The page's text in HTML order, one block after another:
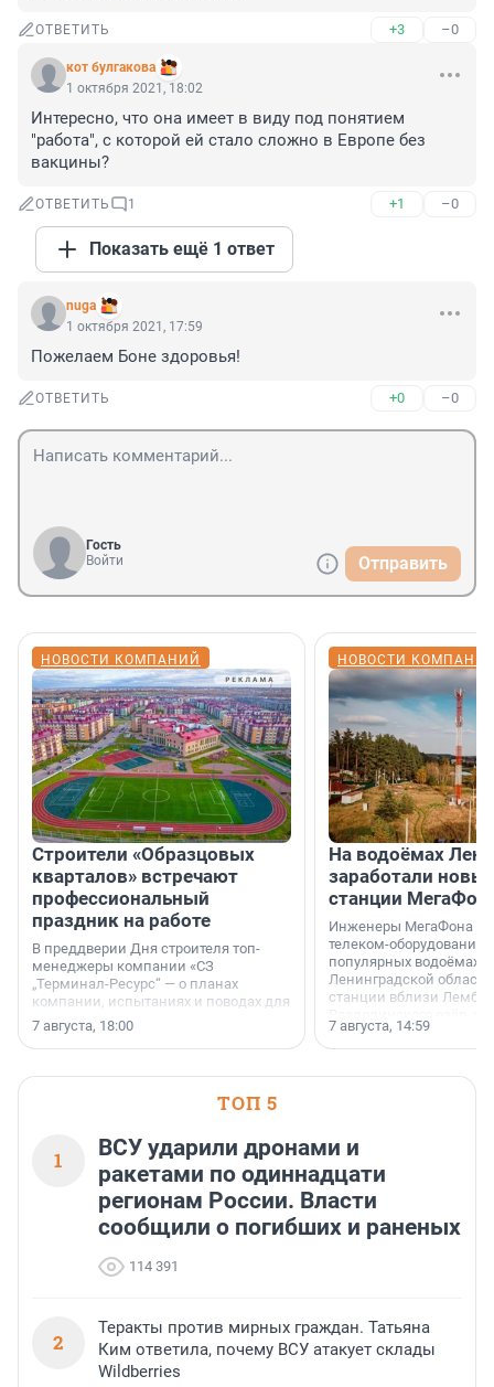
ОТВЕТИТЬ +3 –0
кот булгакова
1 октября 2021, 18:02
Интересно, что она имеет в виду под понятием
"работа", с которой ей стало сложно в Европе без
вакцины?
ОТВЕТИТЬ 1 +1 –0
Показать ещё 1 ответ
nuga
1 октября 2021, 17:59
Пожелаем Боне здоровья!
ОТВЕТИТЬ +0 –0
Гость
Войти
Отправить
НОВОСТИ КОМПАНИЙ
Строители «Образцовых
кварталов» встречают
профессиональный
праздник на работе
В преддверии Дня строителя топ-
менеджеры компании «СЗ
„Терминал-Ресурс“ — о планах
компании, испытаниях и поводах для
осторожного оптимизма.
7 августа, 18:00
НОВОСТИ
На водоёмах
заработали
станции
Инженеры МегаФона
телеком-оборудование
популярных водоёмах
Ленинградской
станции вблизи
недалеко от Большого
водопада.
7 августа, 14:59
ТОП 5
1
ВСУ ударили дронами и
ракетами по одиннадцати
регионам России. Власти
сообщили о погибших и раненых
114 391
2
Теракты против мирных граждан. Татьяна
Ким ответила, почему ВСУ атакует склады
Wildberries